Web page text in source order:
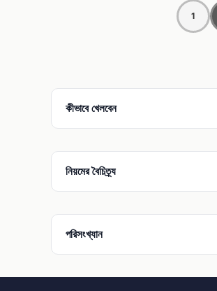
1
কীভাবে খেলবেন
নিয়মের বৈচিত্র্য
পরিসংখ্যান